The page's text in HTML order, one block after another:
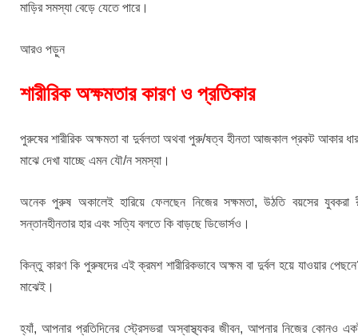
মাড়ির সমস্যা বেড়ে যেতে পারে।
আরও পড়ুন
শারীরিক অক্ষমতার কারণ ও প্রতিকার
পুরুষের শারীরিক অক্ষমতা বা দুর্বলতা অথবা পুরু/ষত্ব হীনতা আজকাল প্রকট
মাঝে দেখা যাচ্ছে এমন যৌ/ন সমস্যা।
অনেক পুরুষ অকালেই হারিয়ে ফেলছেন নিজের সক্ষমতা, উঠতি বয়সের
সন্তানহীনতার হার এবং সত্যি বলতে কি বাড়ছে ডিভোর্সও।
কিন্তু কারণ কি পুরুষদের এই ক্রমশ শারীরিকভাবে অক্ষম বা দুর্বল হয়ে যাওয়ার
মাঝেই।
হ্যাঁ, আপনার প্রতিদিনের স্ট্রেসভরা অস্বাস্থ্যকর জীবন, আপনার নিজের কোনও